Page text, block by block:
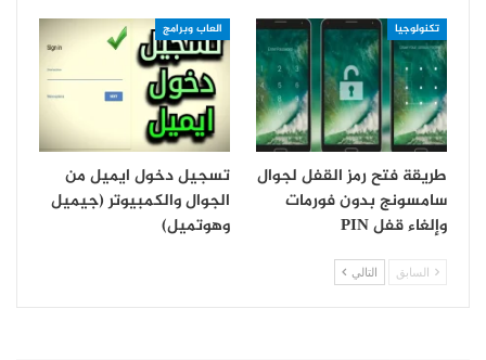
تكنولوجيا
طريقة فتح رمز القفل لجوال
سامسونج بدون فورمات
وإلغاء قفل PIN
العاب وبرامج
تسجيل دخول ايميل من
الجوال والكمبيوتر (جيميل
وهوتميل)
السابق التالي